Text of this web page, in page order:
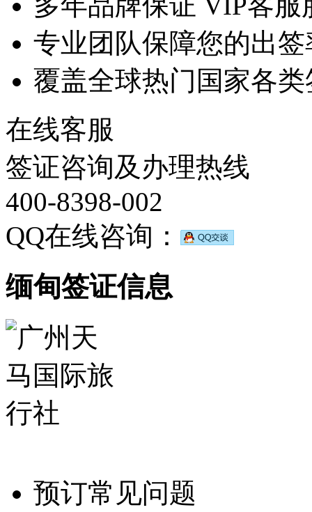
专业团队保障您的出签
覆盖全球热门国家各类
在线客服
签证咨询及办理热线
400-8398-002
QQ在线咨询：
缅甸签证信息
预订常见问题